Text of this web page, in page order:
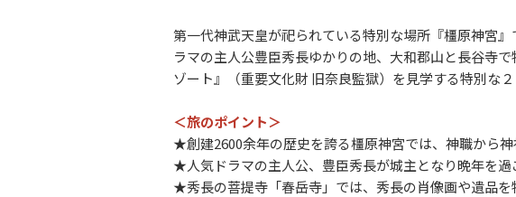
第一代神武天皇が祀られている特別な場所『橿原神宮
ラマの主人公豊臣秀長ゆかりの地、大和郡山と長谷寺
ゾート』（重要文化財 旧奈良監獄）を見学する特別な
＜旅のポイント＞
★創建2600余年の歴史を誇る橿原神宮では、神職から
★人気ドラマの主人公、豊臣秀長が城主となり晩年を
★秀長の菩提寺「春岳寺」では、秀長の肖像画や遺品を